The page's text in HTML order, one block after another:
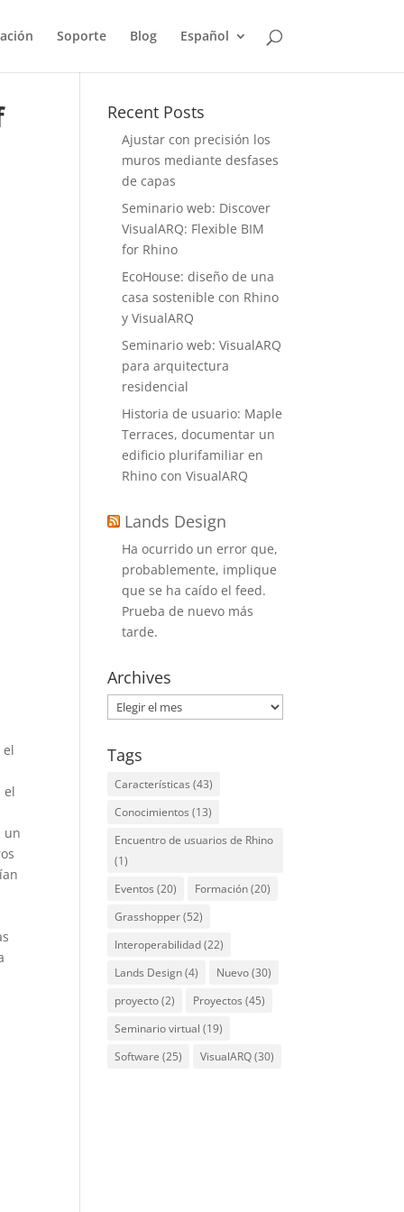
Soporte Blog Español
el
el
un
Recent Posts
Ajustar con precisión los
muros mediante desfases
de capas
Seminario web: Discover
VisualARQ: Flexible BIM
for Rhino
EcoHouse: diseño de una
casa sostenible con Rhino
y VisualARQ
Seminario web: VisualARQ
para arquitectura
residencial
Historia de usuario: Maple
Terraces, documentar un
edificio plurifamiliar en
Rhino con VisualARQ
Lands Design
Ha ocurrido un error que,
probablemente, implique
que se ha caído el feed.
Prueba de nuevo más
tarde.
Archives
Archives
Tags
Características (43)
Conocimientos (13)
Encuentro de usuarios de Rhino
(1)
Eventos (20) Formación(20)
Grasshopper(52)
Interoperabilidad(22)
Lands Design(4) Nuevo(30)
proyecto(2) Proyectos (45)
Seminario virtual (19)
Software (25) VisualARQ(30)